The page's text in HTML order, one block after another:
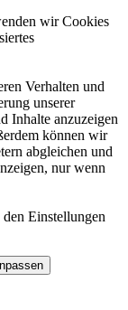
wir Cookies
Verhalten und
unserer
Inhalte anzuzeigen
können wir
abgleichen und
nur wenn
Einstellungen